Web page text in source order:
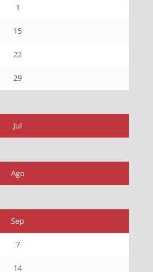
1
15
22
29
Jul
Ago
Sep
7
14